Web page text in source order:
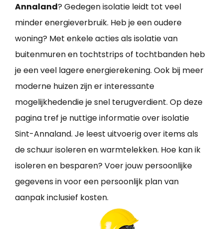
Annaland? Gedegen isolatie leidt tot veel
minder energieverbruik. Heb je een oudere
woning? Met enkele acties als isolatie van
buitenmuren en tochtstrips of tochtbanden heb
je een veel lagere energierekening. Ook bij meer
moderne huizen zijn er interessante
mogelijkhedendie je snel terugverdient. Op deze
pagina tref je nuttige informatie over isolatie
Sint-Annaland. Je leest uitvoerig over items als
de schuur isoleren en warmtelekken. Hoe kan ik
isoleren en besparen? Voer jouw persoonlijke
gegevens in voor een persoonlijk plan van
aanpak inclusief kosten.